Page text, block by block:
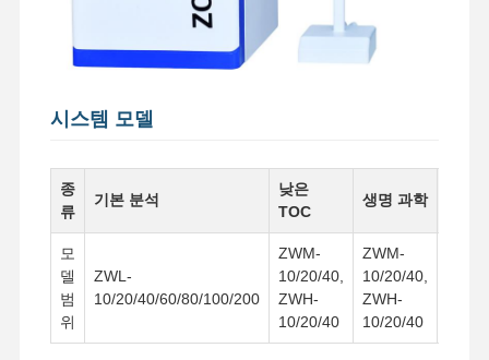
실험실 초순수 시스템
초순수 기계
시스템 모델
종
류
기본 분석
낮은
TOC
생명 과학
모
델
범
위
ZWL-
10/20/40/60/80/100/200
ZWM-
10/20/40,
ZWH-
10/20/40
ZWM-
10/20/40,
ZWH-
10/20/40